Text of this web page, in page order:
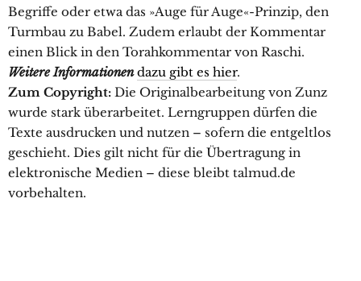
Begriffe oder etwa das »Auge für Auge«-Prinzip, den
Turmbau zu Babel. Zudem erlaubt der Kommentar
einen Blick in den Torahkommentar von Raschi.
Weitere Informationen dazu gibt es hier.
Zum Copyright: Die Originalbearbeitung von Zunz
wurde stark überarbeitet. Lerngruppen dürfen die
Texte ausdrucken und nutzen – sofern die entgeltlos
geschieht. Dies gilt nicht für die Übertragung in
elektronische Medien – diese bleibt talmud.de
vorbehalten.